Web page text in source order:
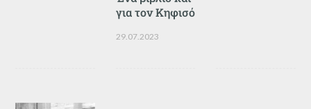
για τον Κηφισό
29.07.2023